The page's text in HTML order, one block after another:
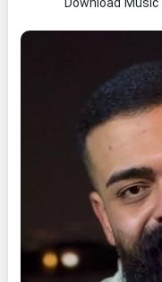
Download Music